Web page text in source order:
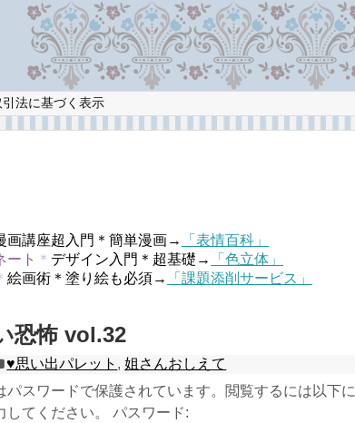
法に基づく表示
画講座超入門＊簡単漫画→
「表情百科」
ート ＊ デザイン入門＊超基礎→
「色立体」
絵画術＊塗り絵も必須→ 「課題添削サービス」
恐怖 vol.32
♥︎思い出パレット ,姐さんおしえて
パスワードで保護されています。閲覧するには以下に
してください。 パスワード: